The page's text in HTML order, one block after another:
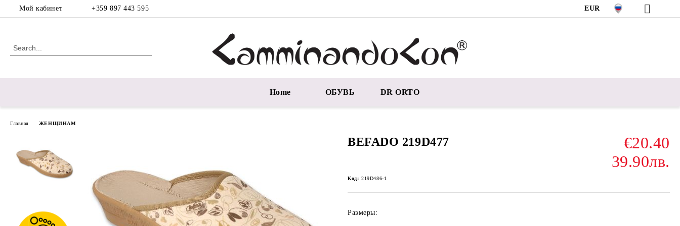
Мой кабинет +359 897 443 595 EUR
Home ОБУВЬ DR ORTO
Главная ЖЕНЩИНАМ
BEFADO 219D477
€20.40
39.90лв.
Код: 219D486-1
Размеры: